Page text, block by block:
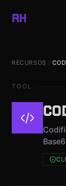
BLOG
RH
RECURSOS
TOOL